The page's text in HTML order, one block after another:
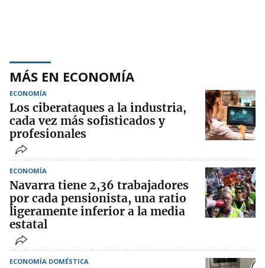
MÁS EN ECONOMÍA
ECONOMÍA
Los ciberataques a la industria,
cada vez más sofisticados y
profesionales
ECONOMÍA
Navarra tiene 2,36 trabajadores
por cada pensionista, una ratio
ligeramente inferior a la media
estatal
ECONOMÍA DOMÉSTICA